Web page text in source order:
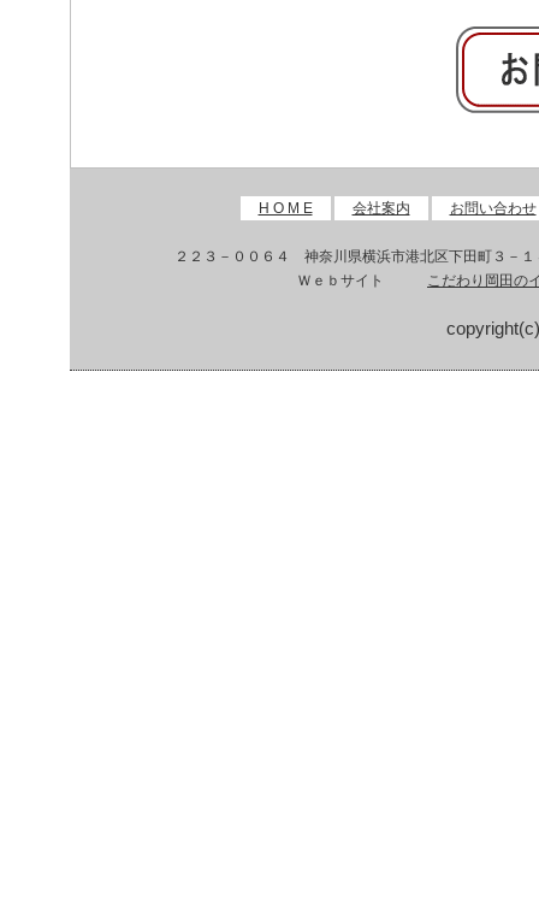
H O M E 会社案内 お問い合わせ
２２３－００６４ 神奈川県横浜市港北区下田町
Ｗｅｂサイト
こだわり岡田の